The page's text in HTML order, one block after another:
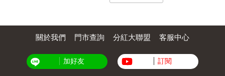
關於我們 門市查詢 分紅大聯盟 客服中心
加好友 訂閱